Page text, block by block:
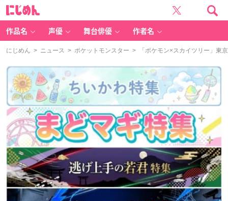
作品名 声優 舞台俳優 作者名
にじめん > ニュース > ポケットモンスター > 「ポケモン×スカイツリー」東